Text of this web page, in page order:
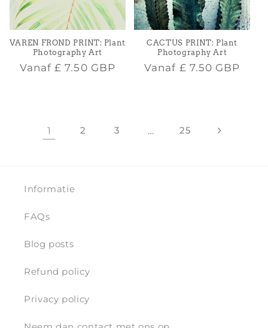
VAREN FROND PRINT: Plant
Photography Art
Normale
Vanaf£ 7.50 GBP
CACTUS PRINT: Plant
Photography Art
Normale
Vanaf £ 7.50 GBP
1 2 3 … 25
Informatie
FAQs
Blog posts
Refund policy
Privacy policy